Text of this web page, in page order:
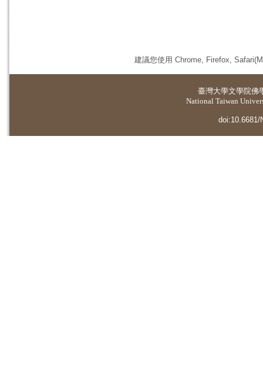
建議您使用 Chrome, Firefox,
臺灣大學文學院佛
National Taiwan
doi:10.6681/